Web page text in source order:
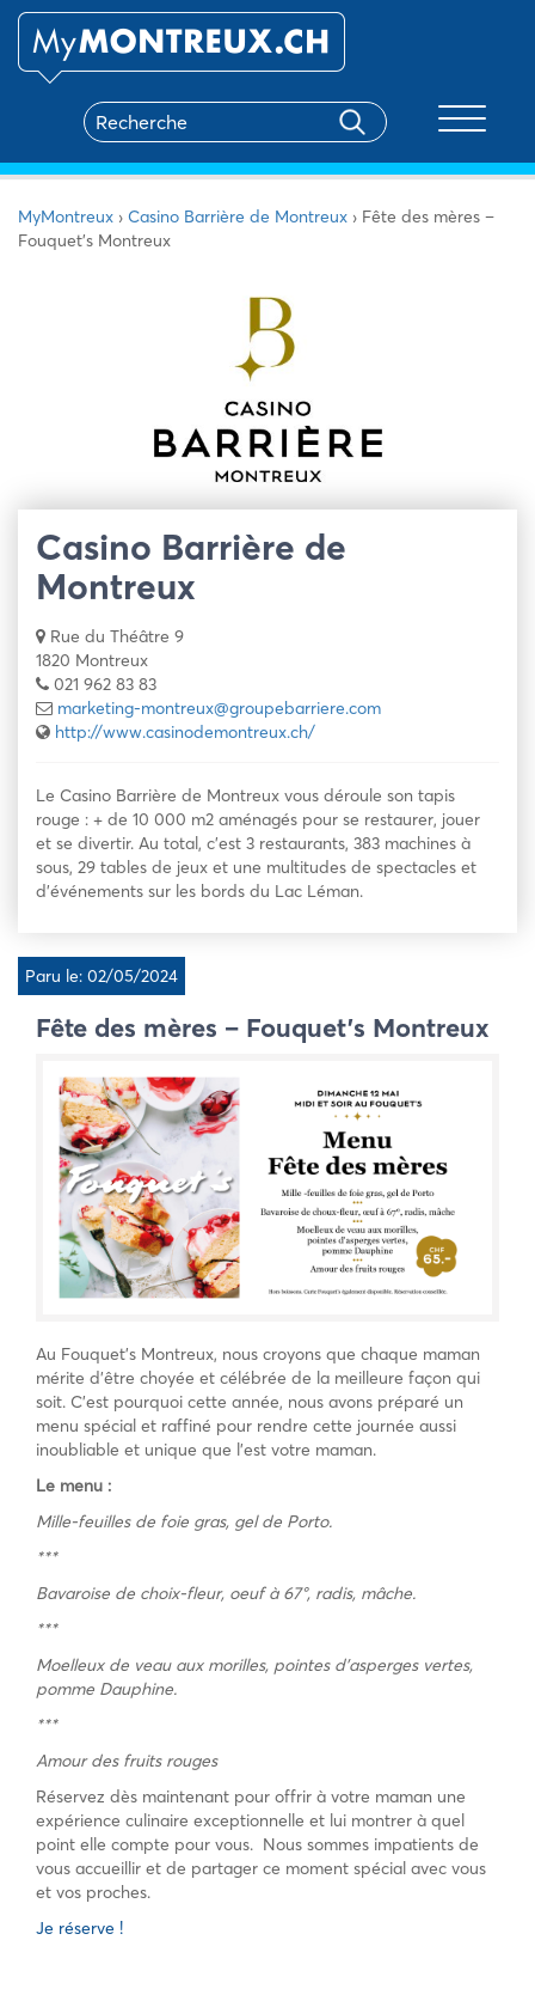
MyMontreux › Casino Barrière de Montreux › Fête des mères –
Fouquet’s Montreux
Casino Barrière de
Montreux
Rue du Théâtre 9
1820 Montreux
021 962 83 83
marketing-montreux@groupebarriere.com
http://www.casinodemontreux.ch/
Le Casino Barrière de Montreux vous déroule son tapis
rouge : + de 10 000 m2 aménagés pour se restaurer, jouer
et se divertir. Au total, c’est 3 restaurants, 383 machines à
sous, 29 tables de jeux et une multitudes de spectacles et
d’événements sur les bords du Lac Léman.
Paru le: 02/05/2024
Fête des mères – Fouquet’s Montreux
Au Fouquet’s Montreux, nous croyons que chaque maman
mérite d’être choyée et célébrée de la meilleure façon qui
soit. C’est pourquoi cette année, nous avons préparé un
menu spécial et raffiné pour rendre cette journée aussi
inoubliable et unique que l’est votre maman.
Le menu :
Mille-feuilles de foie gras, gel de Porto.
***
Bavaroise de choix-fleur, oeuf à 67°, radis, mâche.
***
Moelleux de veau aux morilles, pointes d’asperges vertes,
pomme Dauphine.
***
Amour des fruits rouges
Réservez dès maintenant pour offrir à votre maman une
expérience culinaire exceptionnelle et lui montrer à quel
point elle compte pour vous. Nous sommes impatients de
vous accueillir et de partager ce moment spécial avec vous
et vos proches.
Je réserve !